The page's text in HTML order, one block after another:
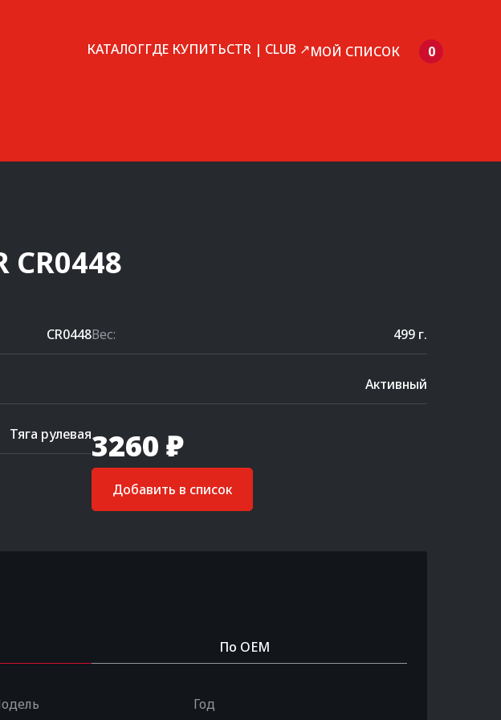
КАТАЛОГГДЕ КУПИТЬCTR | CLUB ↗МОЙ СПИСОК 0
CR0448
CR0448Вес: 499 г.
Активный
Тяга рулевая3260 ₽
Добавить в список
По OEM
Год